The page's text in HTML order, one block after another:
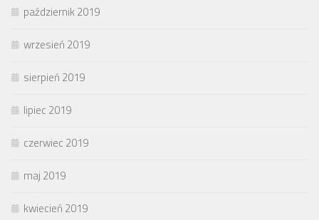
październik 2019
wrzesień 2019
sierpień 2019
lipiec 2019
czerwiec 2019
maj 2019
kwiecień 2019